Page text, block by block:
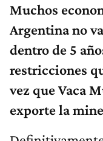
Muchos
Argentina no
dentro de 5
restricciones
vez que Vaca
exporte la